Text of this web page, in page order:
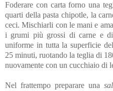
Foderare con carta forno una
quarti della pasta chipotle, la
ceci. Mischiarli con le mani e
i grumi più grossi di carne e
uniforme in tutta la superficie
25 minuti, ruotando la teglia di
nuovamente con un cucchiaio di
Nel frattempo preparare una